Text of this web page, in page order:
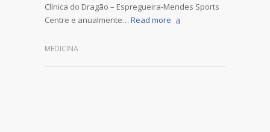
Clínica do Dragão – Espregueira-Mendes Sports
Centre e anualmente… Read more
MEDICINA